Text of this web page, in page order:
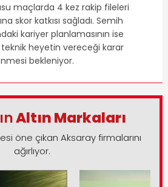
maçlarda 4 kez rakip fileleri
skor katkısı sağladı. Semih
kariyer planlamasının ise
heyetin vereceği karar
bekleniyor.
Altın Markaları
öne çıkan Aksaray firmalarını
ağırlıyor.